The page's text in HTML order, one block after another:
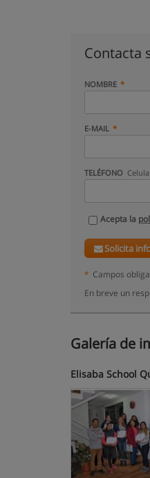
Contacta
NOMBRE
E-MAIL
TELÉFONO
Acepta la
Solicita
* Campos
En breve un
Galería de
Elisaba School